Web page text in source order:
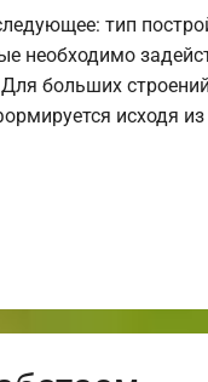
тип
необходимо
больших
исходя